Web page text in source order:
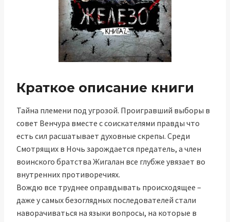
Краткое описание книги
Тайна племени под угрозой. Проигравший выборы в
совет Венчура вместе с соискателями правды что
есть сил расшатывает духовные скрепы. Среди
Смотрящих в Ночь зарождается предатель, а член
воинского братства Жигалан все глубже увязает во
внутренних противоречиях.
Вождю все труднее оправдывать происходящее –
даже у самых безоглядных последователей стали
наворачиваться на языки вопросы, на которые в